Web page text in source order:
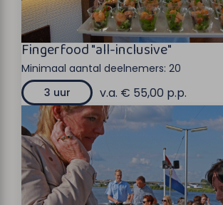
Fingerfood "all-inclusive"
Minimaal aantal deelnemers: 20
3 uur
v.a. € 55,00 p.p.